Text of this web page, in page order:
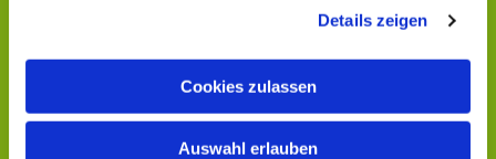
Details zeigen
Cookies zulassen
Auswahl erlauben